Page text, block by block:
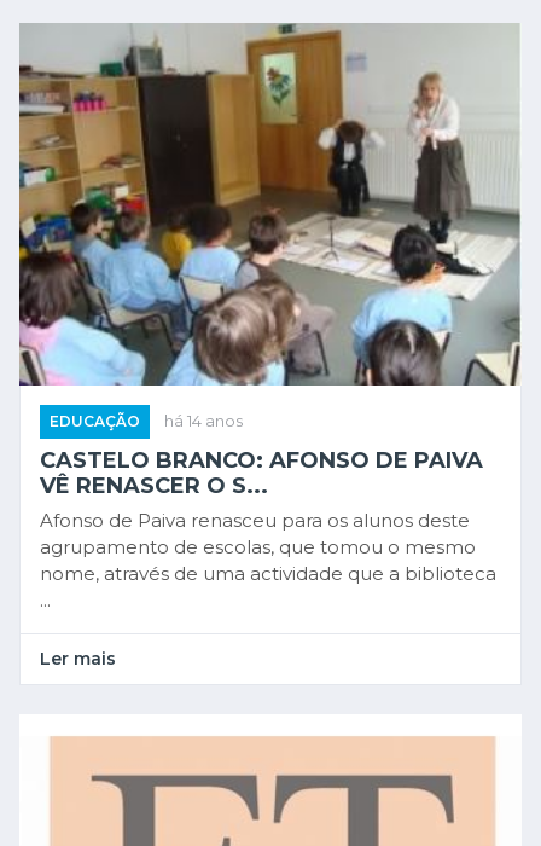
EDUCAÇÃO há 14 anos
CASTELO BRANCO: AFONSO DE PAIVA
VÊ RENASCER O S...
Afonso de Paiva renasceu para os alunos deste
agrupamento de escolas, que tomou o mesmo
nome, através de uma actividade que a biblioteca
...
Ler mais